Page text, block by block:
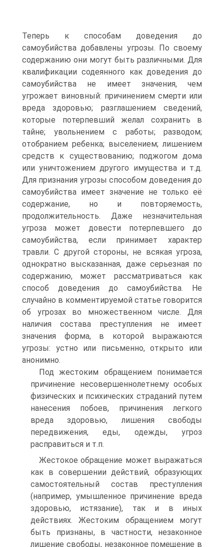
Теперь к способам доведения до
самоубийства добавлены угрозы. По своему
содержанию они могут быть различными. Для
квалификации содеянного как доведения до
самоубийства не имеет значения, чем
угрожает виновный: причинением смерти или
вреда здоровью; разглашением сведений,
которые потерпевший желал сохранить в
тайне; увольнением с работы; разводом;
отобранием ребенка; выселением; лишением
средств к существованию; поджогом дома
или уничтожением другого имущества и т.д.
Для признания угрозы способом доведения до
самоубийства имеет значение не только её
содержание, но и повторяемость,
продолжительность. Даже незначительная
угроза может довести потерпевшего до
самоубийства, если принимает характер
травли. С другой стороны, не всякая угроза,
однократно высказанная, даже серьезная по
содержанию, может рассматриваться как
способ доведения до самоубийства. Не
случайно в комментируемой статье говорится
об угрозах во множественном числе. Для
наличия состава преступления не имеет
значения форма, в которой выражаются
угрозы: устно или письменно, открыто или
анонимно.
Под жестоким обращением понимается
причинение несовершеннолетнему особых
физических и психических страданий путем
нанесения побоев, причинения легкого
вреда здоровью, лишения свободы
передвижения, еды, одежды, угроз
расправиться и т.п.
Жестокое обращение может выражаться
как в совершении действий, образующих
самостоятельный состав преступления
(например, умышленное причинение вреда
здоровью, истязание), так и в иных
действиях. Жестоким обращением могут
быть признаны, в частности, незаконное
лишение свободы, незаконное помещение в